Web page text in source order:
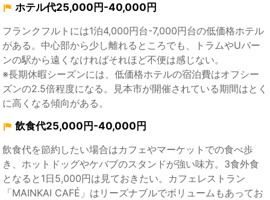
ホテル代25,000円-40,000円
フランクフルトには1泊4,000円台-7,000円台の低価格ホテル
がある。中心部から少し離れるところでも、トラムやUバー
ンの駅から遠くなければそれほど不便は感じない。
※長期休暇シーズンには、低価格ホテルの宿泊費はオフシー
ズンの2.5倍程度になる。見本市が開催されている期間はとく
に高くなる傾向がある。
飲食代25,000円-40,000円
飲食代を節約したい場合はカフェやマーケットでの食べ歩
き、ホットドッグやケバブのスタンドが強い味方。3食外食
となると1日5,000円は見ておきたい。カフェレストラン
「MAINKAI CAFÉ」はリーズナブルでボリュームもあってお